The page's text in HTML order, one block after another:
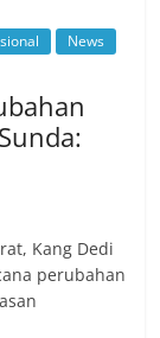
News
Kang Dedi
perubahan